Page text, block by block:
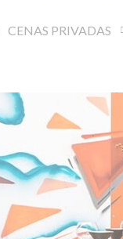
CENAS PRIVADAS